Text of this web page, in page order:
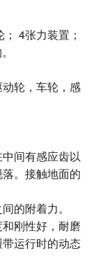
4张力装置；
轮，车轮，感
间有感应齿以
。接触地面的
的附着力。
刚性好，耐磨
运行时的动态